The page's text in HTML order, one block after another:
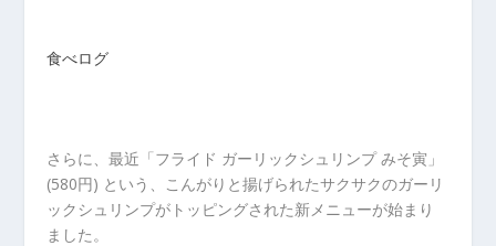
食べログ
さらに、最近「フライド ガーリックシュリンプ みそ寅」
(580円) という、こんがりと揚げられたサクサクのガーリ
ックシュリンプがトッピングされた新メニューが始まり
ました。